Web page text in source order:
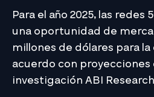
Para el año 2025, las redes
una oportunidad de
millones de dólares para
acuerdo con proyecciones
investigación ABI